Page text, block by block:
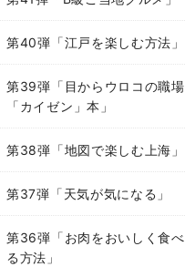
第40弾「江戸を楽しむ方法」
第39弾「目からウロコの職場
「カイゼン」本」
第38弾「地図で楽しむ上海」
第37弾「天気が気になる」
第36弾「お肉をおいしく食べ
る方法」